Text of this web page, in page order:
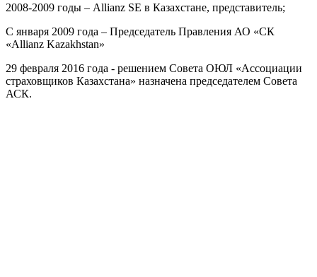
2008-2009 годы – Allianz SE в Казахстане, представитель;
С января 2009 года – Председатель Правления АО «СК
«Allianz Kazakhstan»
29 февраля 2016 года - решением Совета ОЮЛ «Ассоциации
страховщиков Казахстана» назначена председателем Совета
АСК.